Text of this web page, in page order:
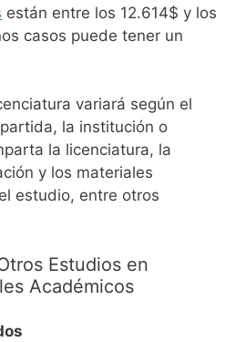
están entre los 12.614$ y los
casos puede tener un
variará según el
la institución o
la licenciatura, la
y los materiales
estudio, entre otros
Estudios en
Académicos